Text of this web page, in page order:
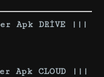
Apk DRİVE |||
Apk CLOUD |||